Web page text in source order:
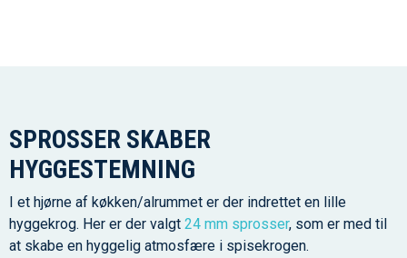
SPROSSER SKABER
HYGGESTEMNING
I et hjørne af køkken/alrummet er der indrettet en lille
hyggekrog. Her er der valgt 24 mm sprosser, som er med til
at skabe en hyggelig atmosfære i spisekrogen.